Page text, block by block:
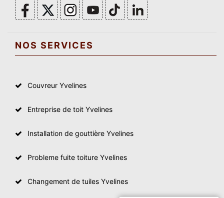
NOS SERVICES
Couvreur Yvelines
Entreprise de toit Yvelines
Installation de gouttière Yvelines
Probleme fuite toiture Yvelines
Changement de tuiles Yvelines